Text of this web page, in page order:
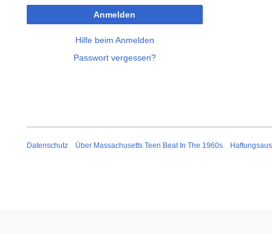
Anmelden
Hilfe beim Anmelden
Passwort vergessen?
Datenschutz Über Massachusetts Teen Beat In The 1960s